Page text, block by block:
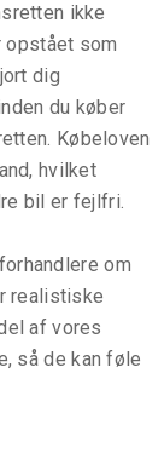
ikke
som
dig
du køber
Købeloven
hvilket
bil er fejlfri.
om
realistiske
af vores
så de kan føle